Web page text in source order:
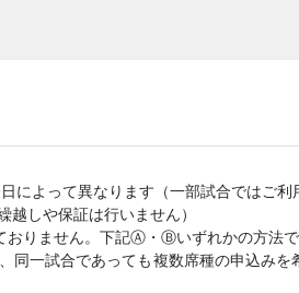
よって異なります（一部試合ではご利
しや保証は行いません）
おりません。下記Ⓐ・Ⓑいずれかの方法
同一試合であっても複数席種の申込み